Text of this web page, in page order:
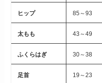
ヒップ 85～93
太もも 43～49
ふくらはぎ 30～38
足首 19～23